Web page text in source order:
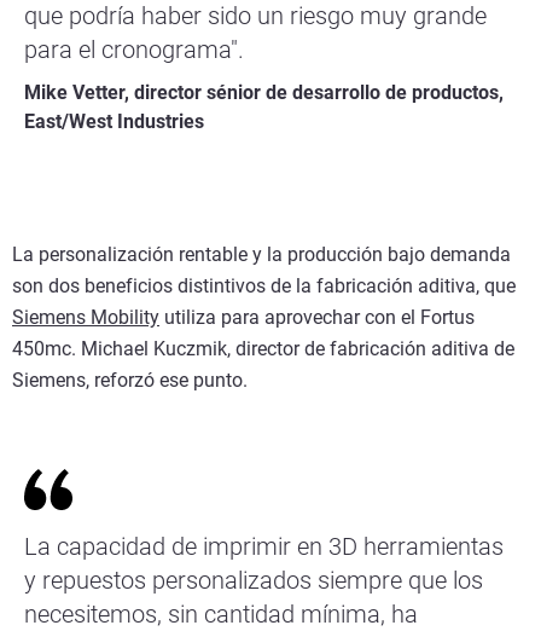
que podría haber sido un riesgo muy grande
para el cronograma".
Mike Vetter, director sénior de desarrollo de productos,
East/West Industries
La personalización rentable y la producción bajo demanda
son dos beneficios distintivos de la fabricación aditiva, que
Siemens Mobility utiliza para aprovechar con el Fortus
450mc. Michael Kuczmik, director de fabricación aditiva de
Siemens, reforzó ese punto.
La capacidad de imprimir en 3D herramientas
y repuestos personalizados siempre que los
necesitemos, sin cantidad mínima, ha